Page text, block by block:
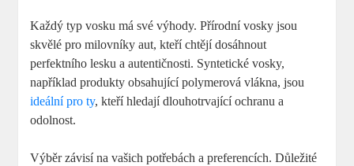
Každý typ vosku má své výhody. Přírodní vosky jsou
⁣skvělé pro milovníky aut, ⁤kteří chtějí‌ dosáhnout
perfektního ⁢lesku ‍a ‍autentičnosti. Syntetické vosky,
například produkty obsahující polymerová vlákna, jsou ​
ideální pro ty, kteří hledají dlouhotrvající ochranu ‌a
odolnost.
Výběr závisí na vašich potřebách a preferencích. Důležité